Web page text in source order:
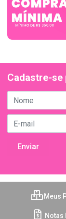
Cadastre-se
Meus
Notas